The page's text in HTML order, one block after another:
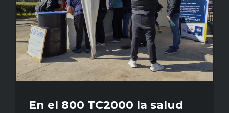
En el 800 TC2000 la salud